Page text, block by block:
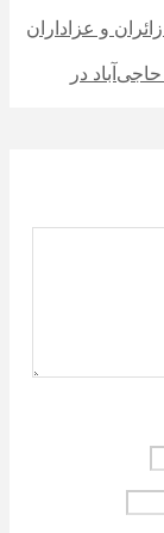
و عزاداران
ایمن‌سازی ۲ پل مهم حاجی‌آباد در